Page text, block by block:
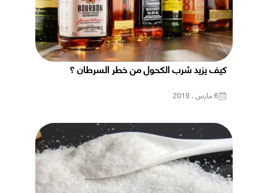
كيف يزيد شرب الكحول من خطر السرطان ؟
6 مارس ، 2019